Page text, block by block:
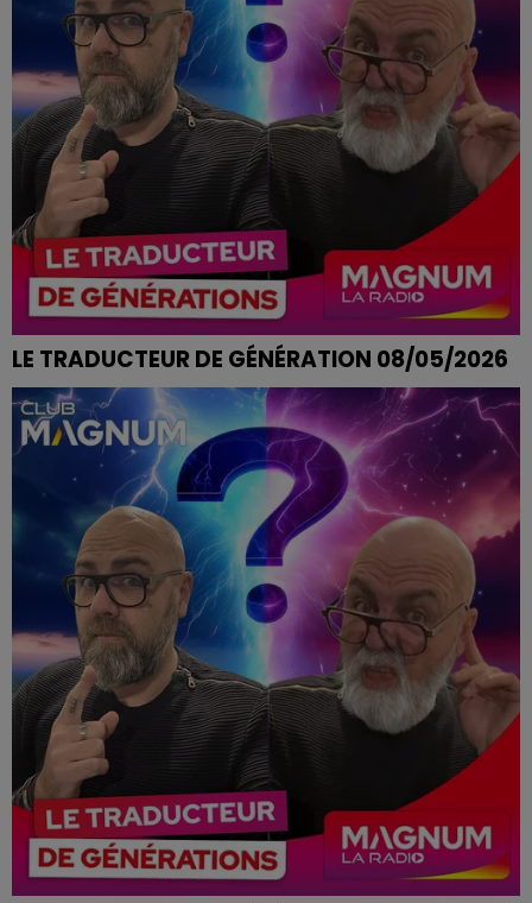
LE TRADUCTEUR DE GÉNÉRATION 08/05/2026
ÊTRE DANS DE BEAUX DRAPS